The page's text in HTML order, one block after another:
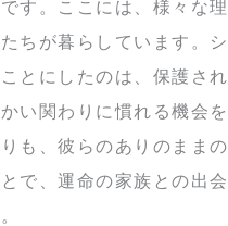
す。
ここには、様々な理
ちが暮らしています。
シ
とにしたのは、保護され
い関わりに慣れる機会を
も、彼らのありのままの
で、運命の家族との出会